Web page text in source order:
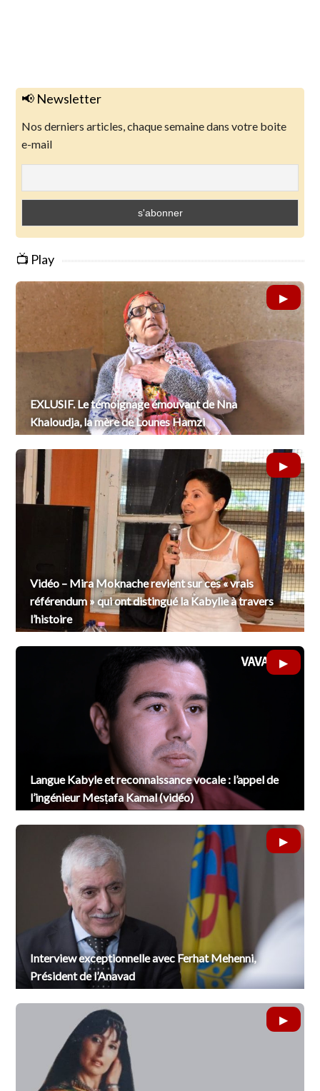
📢 Newsletter
Nos derniers articles, chaque semaine dans votre boite
e-mail
📺 Play
EXLUSIF. Le témoignage émouvant de Nna
Khaloudja, la mère de Lounes Hamzi
Vidéo – Mira Moknache revient sur ces « vrais
référendum » qui ont distingué la Kabylie à travers
l’histoire
Langue Kabyle et reconnaissance vocale : l’appel de
l’ingénieur Mesṭafa Kamal (vidéo)
Interview exceptionnelle avec Ferhat Mehenni,
Président de l’Anavad